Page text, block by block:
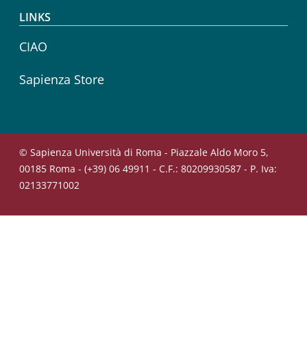
LINKS
CIAO
Sapienza Store
© Sapienza Università di Roma - Piazzale Aldo Moro 5,
00185 Roma - (+39) 06 49911 - C.F.: 80209930587 - P. Iva:
02133771002